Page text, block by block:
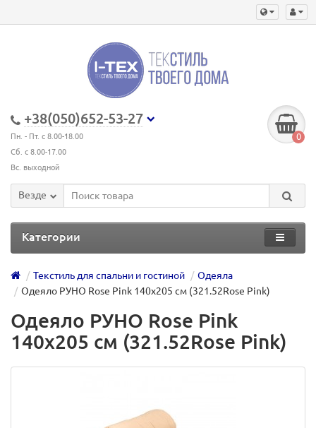
+38(050)652-53-27
Пн. - Пт. с 8.00-18.00
Сб. с 8.00-17.00
Вс. выходной
0
Везде
Категории
Текстиль для спальни и гостиной
Одеяла
Одеяло РУНО Rose Pink 140х205 см (321.52Rose Pink)
Одеяло РУНО Rose Pink
140х205 см (321.52Rose Pink)